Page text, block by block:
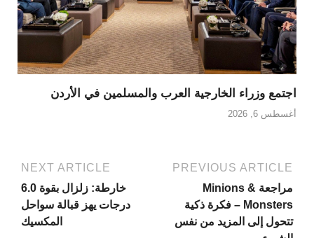
اجتمع وزراء الخارجية العرب والمسلمين في الأردن
أغسطس 6, 2026
PREVIOUS ARTICLE
مراجعة Minions &
Monsters – فكرة ذكية
تتحول إلى المزيد من نفس
NEXT ARTICLE
خارطة: زلزال بقوة 6.0
درجات يهز قبالة سواحل
المكسيك